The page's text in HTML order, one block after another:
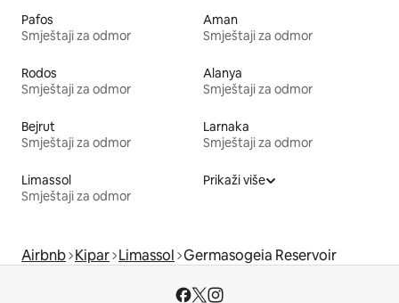
Pafos
Smještaji za odmor
Aman
Smještaji za odmor
Rodos
Smještaji za odmor
Alanya
Smještaji za odmor
Bejrut
Smještaji za odmor
Larnaka
Smještaji za odmor
Limassol
Smještaji za odmor
Prikaži više
Airbnb Kipar Limassol Germasogeia Reservoir